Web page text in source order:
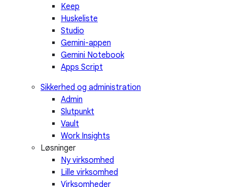
Keep
Huskeliste
Studio
Gemini-appen
Gemini Notebook
Apps Script
Sikkerhed og administration
Admin
Slutpunkt
Vault
Work Insights
Løsninger
Ny virksomhed
Lille virksomhed
Virksomheder